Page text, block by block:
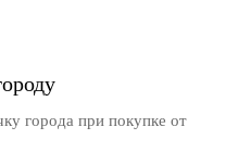
города при покупке от